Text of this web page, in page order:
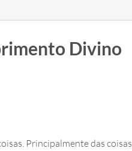
Divino
Principalmente das